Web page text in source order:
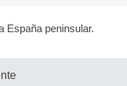
peninsular.